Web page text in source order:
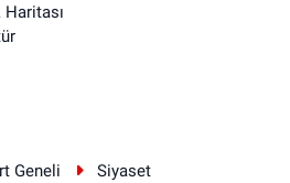
Geneli
Siyaset